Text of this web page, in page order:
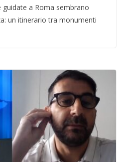
a Roma sembrano
un itinerario tra monumenti